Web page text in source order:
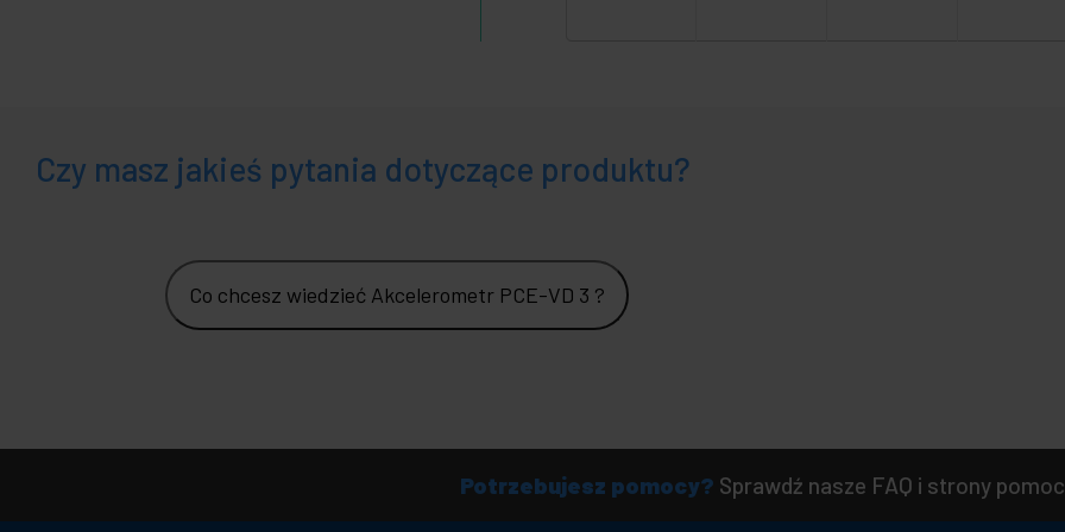
Czy masz jakieś pytania dotyczące produktu?
Co chcesz wiedzieć Akcelerometr PCE-VD 3 ?
Potrzebujesz pomocy? Sprawdź nasze FAQ i strony